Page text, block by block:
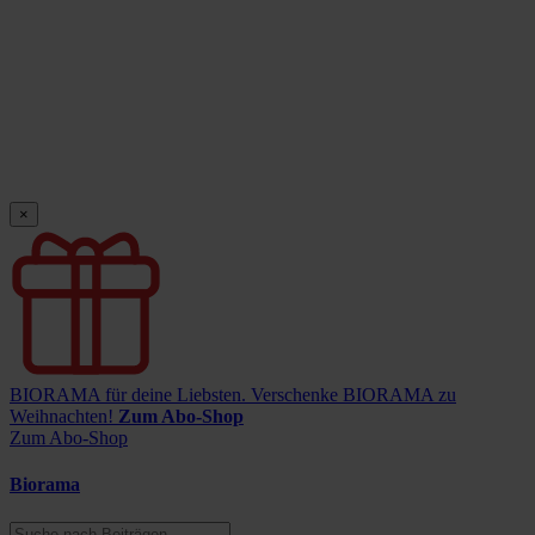
×
BIORAMA für deine Liebsten. Verschenke BIORAMA zu
Weihnachten! Zum Abo-Shop
Zum Abo-Shop
Biorama